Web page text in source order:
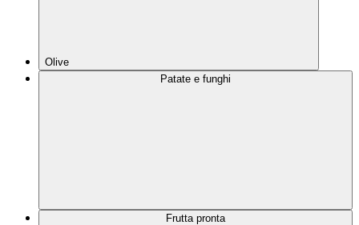
Olive
Patate e funghi
Frutta pronta